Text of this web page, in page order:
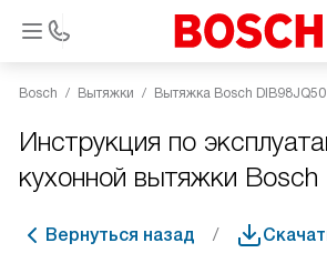
Bosch Вытяжки Вытяжка Bosch DIB98JQ50
Инструкция по
кухонной вытяжки
Вернуться назад